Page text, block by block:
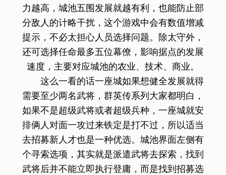
力越高，城池五围发展就越有利，也能防止部
分敌人的计略干扰，这个游戏中会有数值增减
提示，不必太担心人员选择问题。除太守外，
还可选择任命最多五位幕僚，影响据点的发展
速度，主要对应城池的农业、技术、商业。
这么一看的话一座城如果想健全发展就得
需要至少两名武将，群英传系列大家都明白，
如果不是超级武将或者超级兵种，一座城就安
排俩人对面一攻过来铁定是打不过，所以适当
去招募新人才也是一种优选。城池界面左侧有
个寻索选项，其实就是派遣武将去探索，找到
武将后并不能立即执行登庸，而是找到招募选